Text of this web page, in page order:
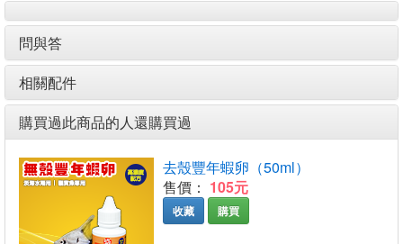
問與答
相關配件
購買過此商品的人還購買過
去殼豐年蝦卵（50ml）
售價： 105元
收藏 購買